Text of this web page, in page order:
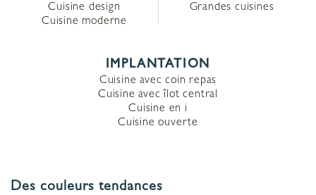
Cuisine design
Cuisine moderne
Grandes cuisines
IMPLANTATION
Cuisine avec coin repas
Cuisine avec îlot central
Cuisine en i
Cuisine ouverte
Des couleurs tendances